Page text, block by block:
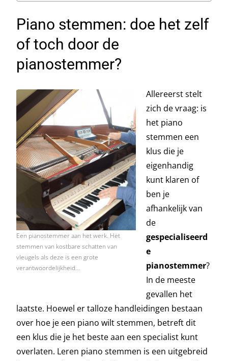
Piano stemmen: doe het zelf
of toch door de
pianostemmer?
Een pianostemmer aan het werk. Het
stemmen van kostbare schatten van
vleugels als deze is een grote
verantwoordelijkheid…
Allereerst stelt
zich de vraag: is
het piano
stemmen een
klus die je
eigenhandig
kunt klaren of
ben je
afhankelijk van
de
gespecialiseerd
e
pianostemmer?
In de meeste
gevallen het
laatste. Hoewel er talloze handleidingen bestaan
over hoe je een piano wilt stemmen, betreft dit
een klus die je het beste aan een specialist kunt
overlaten. Leren piano stemmen is een uitgebreid